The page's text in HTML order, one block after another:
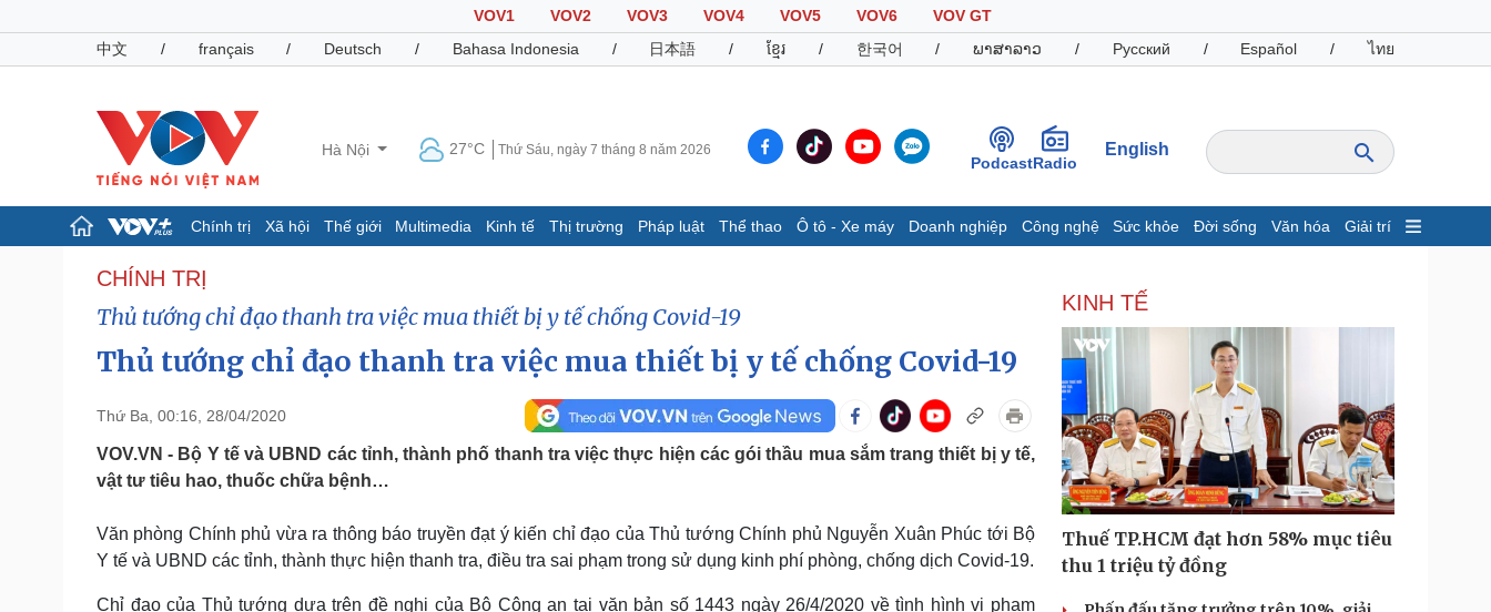
VOV1 VOV2 VOV3 VOV4 VOV5 VOV6
VOV GT
中文
/ français / Deutsch / Bahasa Indonesia / 日本語 / ខ្មែរ / 한국어 / ພາສາລາວ / Русский / Español / ไทย
Hà Nội 27°C Thứ Sáu, ngày 7 tháng 8 năm 2026
PodcastRadio
English
Chính trị Xã hội Thế giới Multimedia Kinh tế Thị trường Pháp luật Thể thao Ô tô - Xe máy Doanh nghiệp Công nghệ Sức khỏe Đời sống Văn hóa Giải trí
Chính trị
Tổ chức nhân sự
Quốc hội
Nhận diện sự thật
Dự báo thời tiết
Giáo dục
Dấu ấn VOV
Quan sát
Cuộc sống đó đây
E-Magazine
Infographic
Bất động sản
Khởi nghiệp
Tiêu dùng
Tỷ giá
Chứng khoán
Giá cà phê
Pháp luật
Vụ án
Tư vấn luật
Quân sự - Quốc phòng
Vũ khí
Phân tích
Thể thao
Thế giới thể thao
eSports
Ô tô - Xe máy
Tư vấn
Doanh nghiệp
Thông tin doanh nghiệp
Doanh nghiệp 24h
Doanh nhân
Vì cộng đồng
Công nghệ
Sành điệu
Tin Công nghệ
Trải nghiệm
Chuyển đổi số
CHÍNH TRỊ
Thủ tướng chỉ đạo thanh tra việc mua thiết bị y tế chống Covid-19
Thủ tướng chỉ đạo thanh tra việc mua thiết bị y tế chống Covid-19
Thứ Ba, 00:16, 28/04/2020
VOV.VN - Bộ Y tế và UBND các tỉnh, thành phố thanh tra việc thực hiện các gói thầu mua sắm trang thiết bị y tế,
vật tư tiêu hao, thuốc chữa bệnh…
Văn phòng Chính phủ vừa ra thông báo truyền đạt ý kiến chỉ đạo của Thủ tướng Chính phủ Nguyễn Xuân Phúc tới Bộ
Y tế và UBND các tỉnh, thành thực hiện thanh tra, điều tra sai phạm trong sử dụng kinh phí phòng, chống dịch Covid-19.
Chỉ đạo của Thủ tướng dựa trên đề nghị của Bộ Công an tại văn bản số 1443 ngày 26/4/2020 về tình hình vi phạm
KINH TẾ
Thuế TP.HCM đạt hơn 58% mục tiêu
thu 1 triệu tỷ đồng